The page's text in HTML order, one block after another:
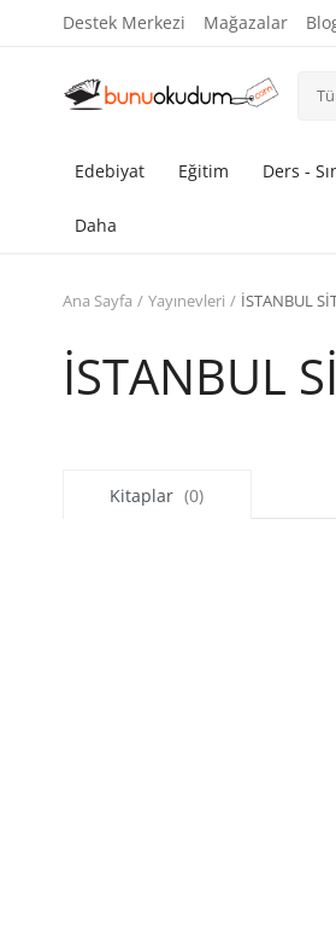
Destek Merkezi Mağazalar
Edebiyat Eğitim Ders -
Daha
Ana Sayfa Yayınevleri İSTANBUL
İSTANBUL
Kitaplar (0)